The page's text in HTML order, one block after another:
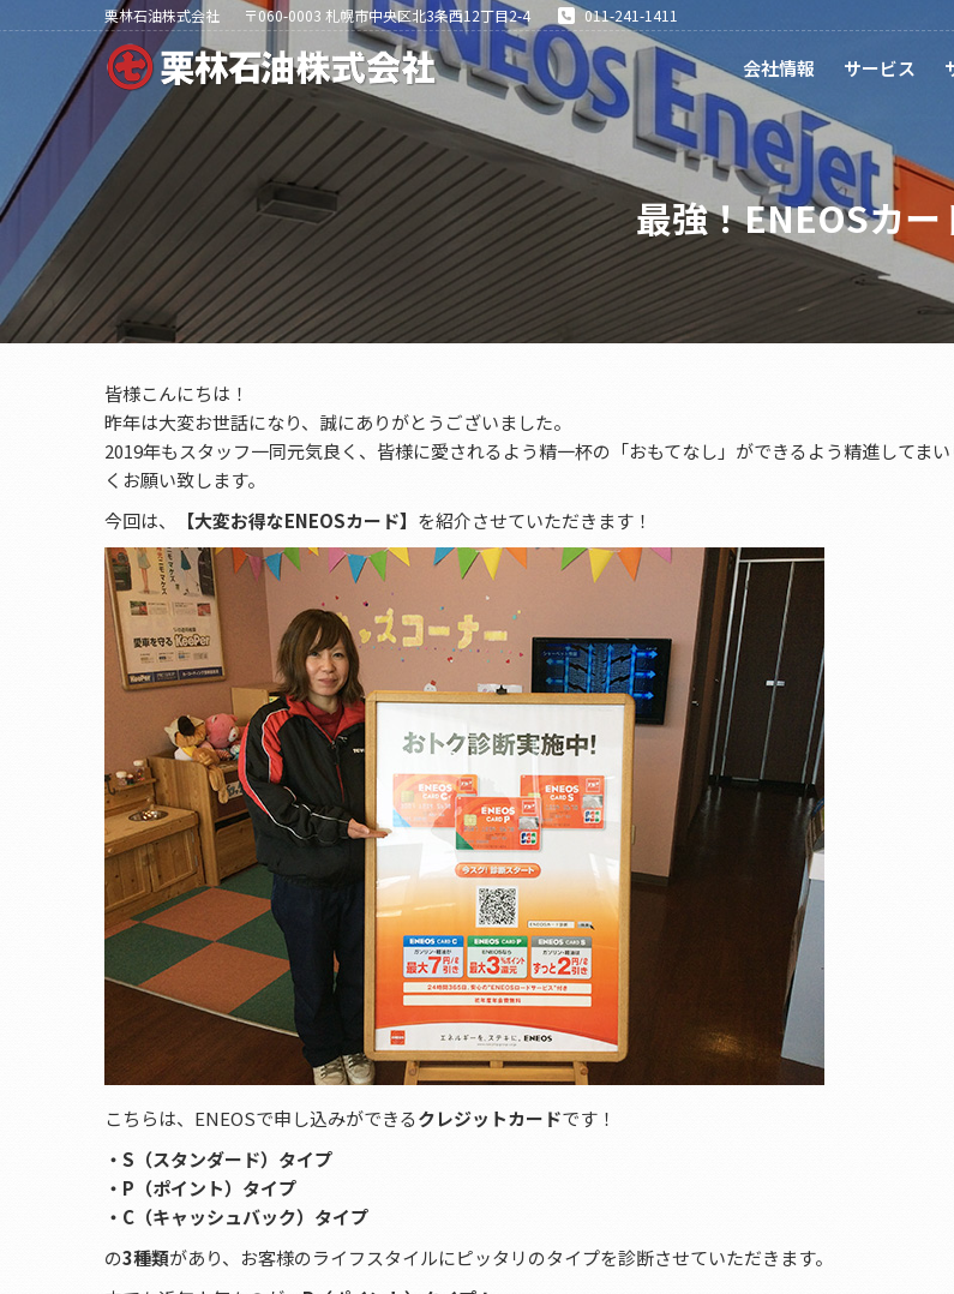
栗林石油株式会社 〒060-0003 札幌市中央区北3条西12丁目2-4 011-241-1411
会社情報 サービス
最強！ENEOSカー
皆様こんにちは！
昨年は大変お世話になり、誠にありがとうございました。
2019年もスタッフ一同元気良く、皆様に愛されるよう精一杯の「おもてなし」ができるよう精進してま
くお願い致します。
今回は、
【大変お得なENEOSカード】 を紹介させていただきます！
こちらは、ENEOSで申し込みができるクレジットカードです！
・S（スタンダード）タイプ
・P（ポイント）タイプ
・C（キャッシュバック）タイプ
の3種類があり、お客様のライフスタイルにピッタリのタイプを診断させていただきます。